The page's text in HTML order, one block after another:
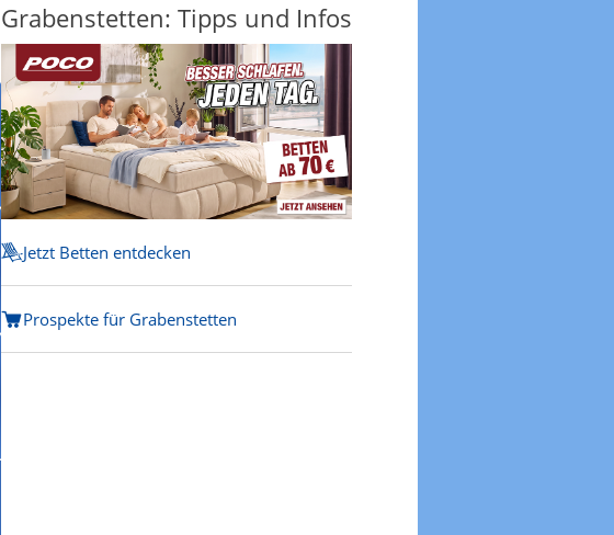
Grabenstetten: Tipps und Infos
Jetzt Betten entdecken
Prospekte für Grabenstetten